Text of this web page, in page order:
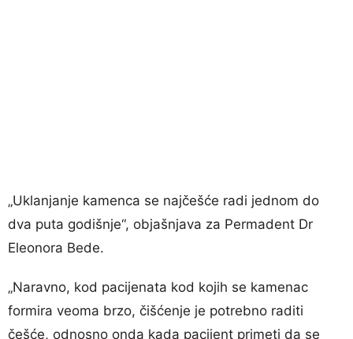
„Uklanjanje kamenca se najčešće radi jednom do
dva puta godišnje“, objašnjava za Permadent Dr
Eleonora Bede.
„Naravno, kod pacijenata kod kojih se kamenac
formira veoma brzo, čišćenje je potrebno raditi
češće, odnosno onda kada pacijent primeti da se